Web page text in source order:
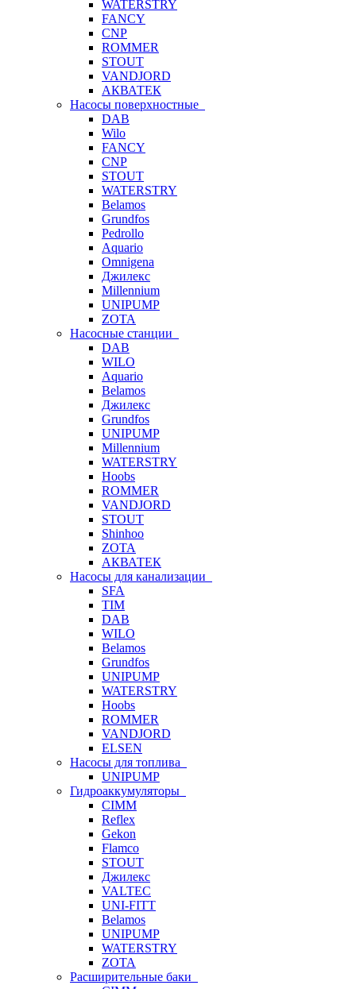
WATERSTRY
FANCY
CNP
ROMMER
STOUT
VANDJORD
АКВАТЕК
Насосы поверхностные
DAB
Wilo
FANCY
CNP
STOUT
WATERSTRY
Belamos
Grundfos
Pedrollo
Aquario
Omnigena
Джилекс
Millennium
UNIPUMP
ZOTA
Насосные станции
DAB
WILO
Aquario
Belamos
Джилекс
Grundfos
UNIPUMP
Millennium
WATERSTRY
Hoobs
ROMMER
VANDJORD
STOUT
Shinhoo
ZOTA
АКВАТЕК
Насосы для канализации
SFA
TIM
DAB
WILO
Belamos
Grundfos
UNIPUMP
WATERSTRY
Hoobs
ROMMER
VANDJORD
ELSEN
Насосы для топлива
UNIPUMP
Гидроаккумуляторы
CIMM
Reflex
Gekon
Flamco
STOUT
Джилекс
VALTEC
UNI-FITT
Belamos
UNIPUMP
WATERSTRY
ZOTA
Расширительные баки